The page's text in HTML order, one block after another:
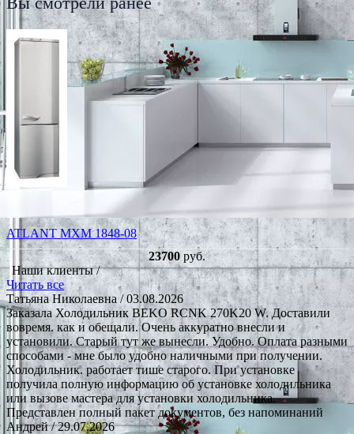
ATLANT МХМ 1848-08
23700 руб.
Наши клиенты /
Читать все
Татьяна Николаевна / 03.08.2026
Заказала Холодильник BEKO RCNK 270K20 W. Доставили
вовремя. как и обещали. Очень аккуратно внесли и
установили. Старый тут же вынесли. Удобно. Оплата разными
способами - мне было удобно наличными при получении.
Холодильник. работает тише старого. При установке
получила полную информацию об установке холодильника
или вызове мастера для установки холодильника.
Представлен полный пакет документов, без напоминаний
Андрей/ 29.07.2026